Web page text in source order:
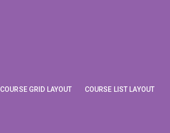
COURSE GRID LAYOUT COURSE LIST LAYOUT